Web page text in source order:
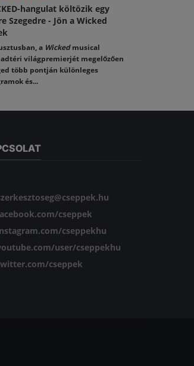
hangulat költözik egy
Szegedre - Jön a Wicked
a Wickedmusical
világpremierjét megelőzően
több pontján különleges
és...
cseppek
cseppekhu
user/cseppekhu
cseppek